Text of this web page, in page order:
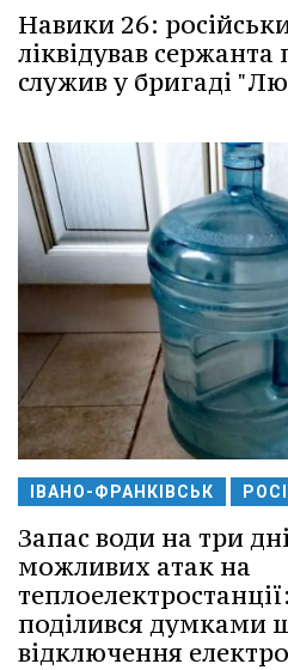
Навики 26:
ліквідував сержанта
служив у бригаді
ІВАНО-ФРАНКІВСЬК
Запас води на три
можливих атак на
поділився думками
відключення